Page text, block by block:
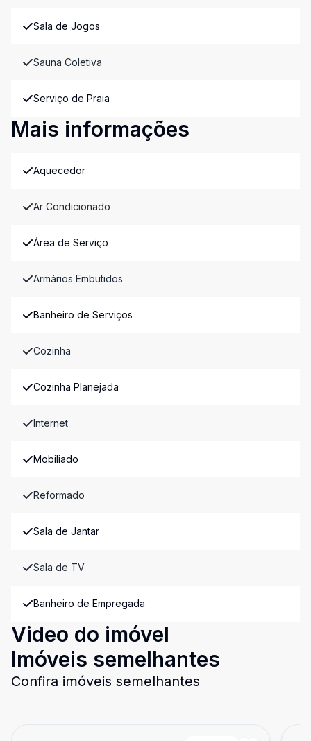
Sala de Jogos
Sauna Coletiva
Serviço de Praia
Mais informações
Aquecedor
Ar Condicionado
Área de Serviço
Armários Embutidos
Banheiro de Serviços
Cozinha
Cozinha Planejada
Internet
Mobiliado
Reformado
Sala de Jantar
Sala de TV
Banheiro de Empregada
Video do imóvel
Imóveis semelhantes
Confira imóveis semelhantes